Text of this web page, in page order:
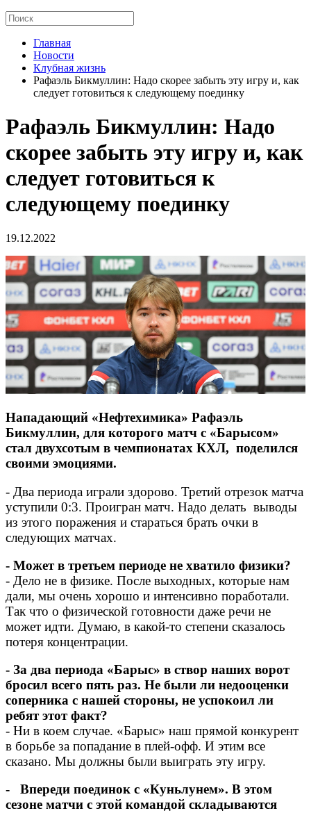
Главная
Новости
Клубная жизнь
Рафаэль Бикмуллин: Надо скорее забыть эту игру и, как
следует готовиться к следующему поединку
Рафаэль Бикмуллин: Надо
скорее забыть эту игру и, как
следует готовиться к
следующему поединку
19.12.2022
Нападающий «Нефтехимика» Рафаэль
Бикмуллин, для которого матч с «Барысом»
стал двухсотым в чемпионатах КХЛ, поделился
своими эмоциями.
- Два периода играли здорово. Третий отрезок матча
уступили 0:3. Проигран матч. Надо делать выводы
из этого поражения и стараться брать очки в
следующих матчах.
- Может в третьем периоде не хватило физики?
- Дело не в физике. После выходных, которые нам
дали, мы очень хорошо и интенсивно поработали.
Так что о физической готовности даже речи не
может идти. Думаю, в какой-то степени сказалось
потеря концентрации.
- За два периода «Барыс» в створ наших ворот
бросил всего пять раз. Не были ли недооценки
соперника с нашей стороны, не успокоил ли
ребят этот факт?
- Ни в коем случае. «Барыс» наш прямой конкурент
в борьбе за попадание в плей-офф. И этим все
сказано. Мы должны были выиграть эту игру.
- Впереди поединок с «Куньлунем». В этом
сезоне матчи с этой командой складываются